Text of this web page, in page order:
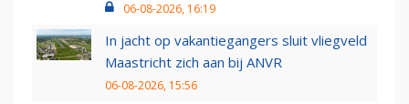
06-08-2026, 16:19
In jacht op vakantiegangers sluit vliegveld
Maastricht zich aan bij ANVR
06-08-2026, 15:56